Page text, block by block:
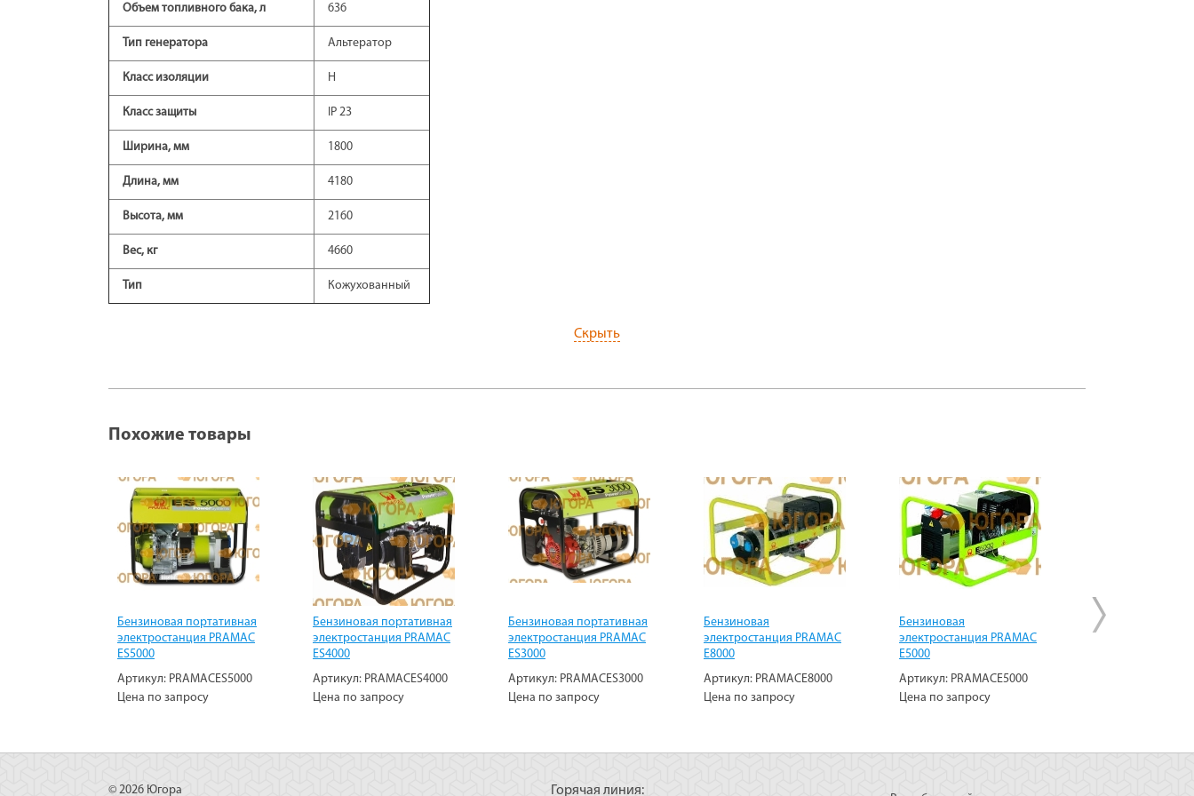
Объем топливного бака, л 636
Тип генератора Альтератор
Класс изоляции H
Класс защиты IP 23
Ширина, мм 1800
Длина, мм 4180
Высота, мм 2160
Вес, кг 4660
Тип Кожухованный
Скрыть
Похожие товары
Бензиновая портативная
электростанция PRAMAC
ES5000
Артикул: PRAMACES5000
Цена по запросу
Бензиновая портативная
электростанция PRAMAC
ES4000
Артикул: PRAMACES4000
Цена по запросу
Бензиновая портативная
электростанция PRAMAC
ES3000
Артикул: PRAMACES3000
Цена по запросу
Бензиновая
электростанция PRAMAC
E8000
Артикул: PRAMACE8000
Цена по запросу
Бензиновая
электростанция PRAMAC
E5000
Артикул: PRAMACE5000
Цена по запросу
Бензиновая
© 2026 Югора Горячая линия: